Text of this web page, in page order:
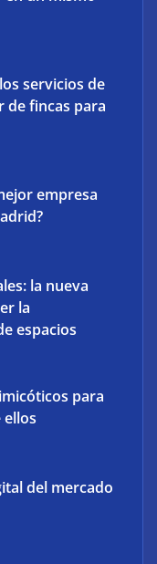
limpieza en
de entender la
servicios de
de fincas para
empresa
la nueva
la
espacios
para
ellos
del mercado